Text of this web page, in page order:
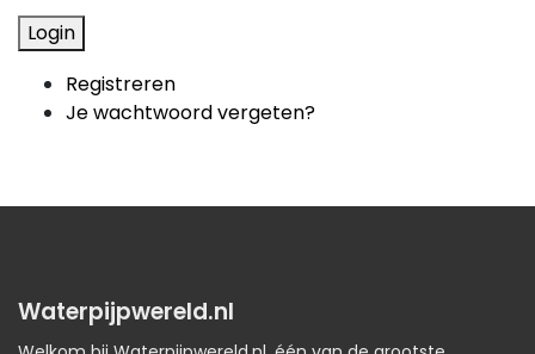
Login
Registreren
Je wachtwoord vergeten?
Waterpijpwereld.nl